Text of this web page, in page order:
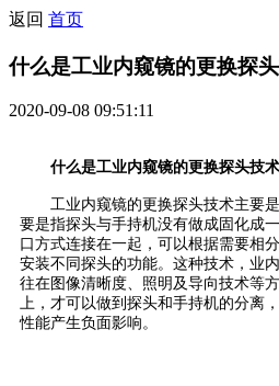
返回 首页
什么是工业内窥镜的更换探
2020-09-08 09:51:11
什么是工业内窥镜的更换探头技
工业内窥镜的更换探头技术主要
要是指探头与手持机没有做成固化成
口方式连接在一起，可以根据需要相
安装不同探头的功能。这种技术，业
往在图像清晰度、照明及导向技术等
上，才可以做到探头和手持机的分离
性能产生负面影响。